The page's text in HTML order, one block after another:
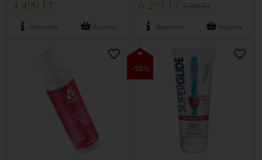
4 490 Ft
Részletek Kosárba
6 295 Ft7 790 Ft
Részletek Kosárba
-10%